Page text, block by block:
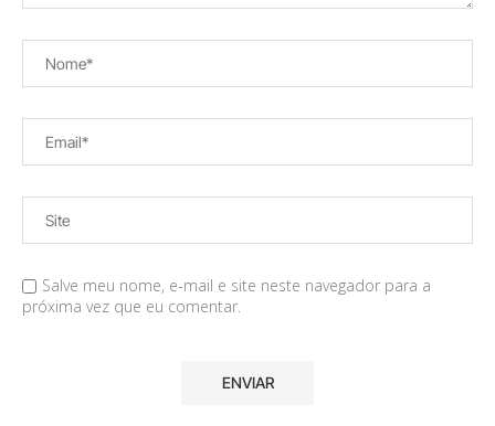
Salve meu nome, e-mail e site neste navegador para a
próxima vez que eu comentar.